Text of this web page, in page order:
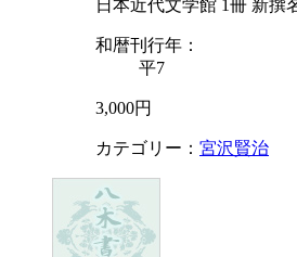
日本近代文学館 1冊 新
和暦刊行年：
平7
3,000円
カテゴリー： 宮沢賢治